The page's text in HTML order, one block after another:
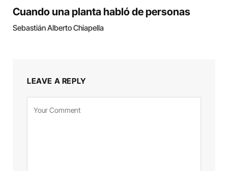
Cuando una planta habló de personas
Sebastián Alberto Chiapella
LEAVE A REPLY